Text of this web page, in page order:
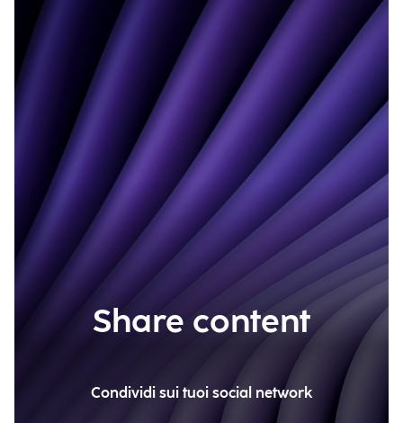
Share content
Condividi sui tuoi social network